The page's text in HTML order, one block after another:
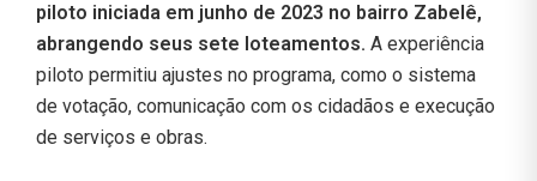
piloto iniciada em junho de 2023 no bairro Zabelê,
abrangendo seus sete loteamentos. A experiência
piloto permitiu ajustes no programa, como o sistema
de votação, comunicação com os cidadãos e execução
de serviços e obras.